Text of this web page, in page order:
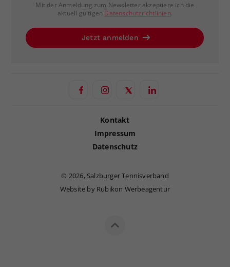
Mit der Anmeldung zum Newsletter akzeptiere ich die
aktuell gültigen Datenschutzrichtlinien.
Jetzt anmelden
Kontakt
Impressum
Datenschutz
© 2026, Salzburger Tennisverband
Website by Rubikon Werbeagentur